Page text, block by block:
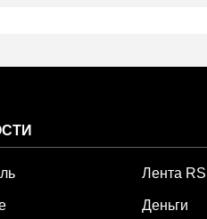
Лента
Деньги